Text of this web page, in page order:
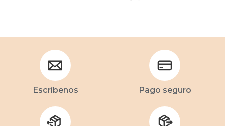
Escríbenos Pago seguro